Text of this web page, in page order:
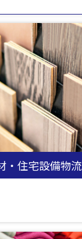
・住宅設備物流